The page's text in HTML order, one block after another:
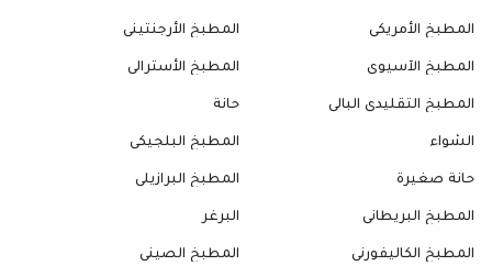
المطبخ الأمريكي
المطبخ الأرجنتيني
المطبخ الآسيوي
المطبخ الأسترالي
المطبخ التقليدي البالي
حانة
الشواء
المطبخ البلجيكي
حانة صغيرة
المطبخ البرازيلي
المطبخ البريطاني
البرغر
المطبخ الكاليفورني
المطبخ الصيني